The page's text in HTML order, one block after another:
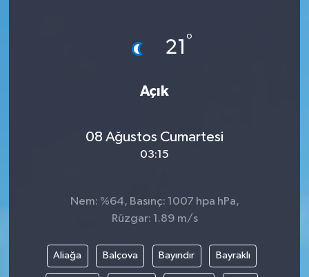
21 °
Açık
08 Ağustos Cumartesi
03:15
Nem: %64, Basınç: 1007 hpa hPa,
Rüzgar: 1.89 m/s
Aliağa Balçova Bayındır Bayraklı
Korkut
Malazgirt